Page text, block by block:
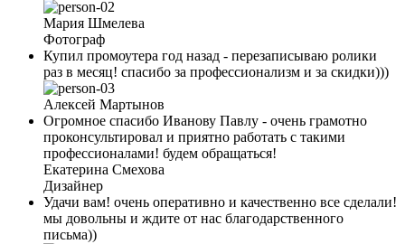
Мария Шмелева
Фотограф
Купил промоутера год назад - перезаписываю ролики
раз в месяц! спасибо за профессионализм и за скидки)))
Алексей Мартынов
Огромное спасибо Иванову Павлу - очень грамотно
проконсультировал и приятно работать с такими
профессионалами! будем обращаться!
Екатерина Смехова
Дизайнер
Удачи вам! очень оперативно и качественно все сделали!
мы довольны и ждите от нас благодарственного
письма))